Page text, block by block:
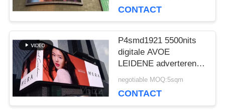
VR
SITEMAP
PRIVACYBELEID
3840Hz
CONTACT
P4smd1921 5500nits
digitale AVOE
LEIDENE adverterende
raad 960*960mm
negotiable MOQ:5sqm
CONTACT